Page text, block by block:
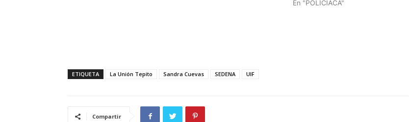
En "POLICIACA"
ETIQUETA La Unión Tepito Sandra Cuevas SEDENA UIF
Compartir